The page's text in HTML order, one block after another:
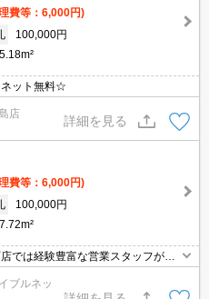
費等：6,000円)
100,000円
ット無料☆
店
詳細を見る
費等：6,000円)
100,000円
では経験豊富な営業スタッフが多
させて頂きます☆ご希望の物件の
いただきご内覧いただくサービス
ブルネッ